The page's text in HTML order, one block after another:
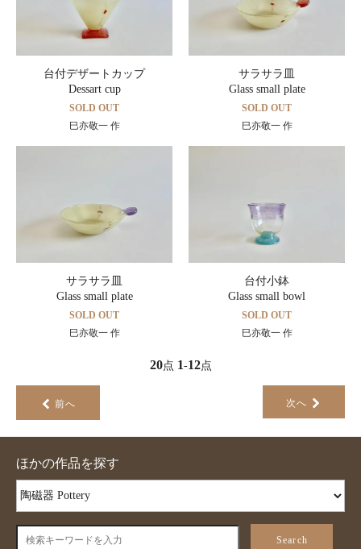
台付デザートカップ
Dessart cup
SOLD OUT
巳亦敬一 作
サラサラ皿
Glass small plate
SOLD OUT
巳亦敬一 作
サラサラ皿
Glass small plate
SOLD OUT
巳亦敬一 作
台付小鉢
Glass small bowl
SOLD OUT
巳亦敬一 作
20点 1-12点
前へ 次へ
ほかの作品を探す
Search